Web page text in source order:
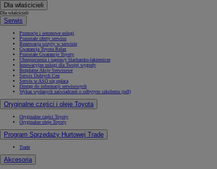
Dla właścicieli
Dla właścicieli
Serwis
Promocje i sezonowe usługi
Pozostałe oferty serwisu
Rezerwacja wizyty w serwisie
Gwarancja Toyota Relax
Pozostałe Gwarancje Toyoty
Ubezpieczenia i naprawy blacharsko-lakiernicze
Innowacyjne usługi dla Twojej wygody
Bezpłatne Akcje Serwisowe
Serwis Dobrych Cen
Serwis w ASO się opłaca
Dostęp do informacji serwisowych
Wykaz wydanych zaświadczeń o odbytym szkoleniu (pdf)
Oryginalne części i oleje Toyota
Oryginalne części Toyoty
Oryginalne oleje Toyoty
Program Sprzedaży Hurtowej Trade
Trade
Akcesoria